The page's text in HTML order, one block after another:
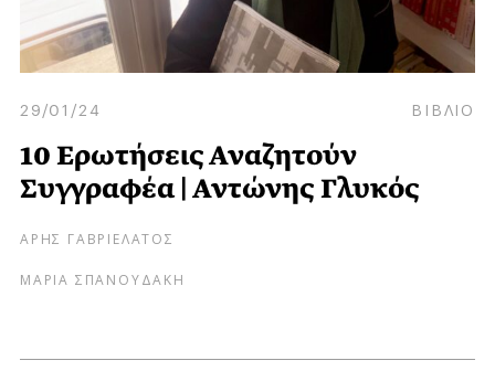
29/01/24 ΒΙΒΛΙΟ
10 Ερωτήσεις Αναζητούν
Συγγραφέα | Αντώνης Γλυκός
ΑΡΗΣ ΓΑΒΡΙΕΛΑΤΟΣ
ΜΑΡΙΑ ΣΠΑΝΟΥΔΑΚΗ